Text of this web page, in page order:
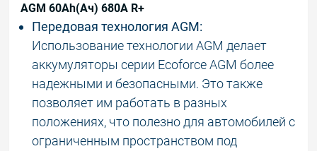
AGM 60Аh(Ач) 680А R+
Передовая технология AGM:
Использование технологии AGM делает
аккумуляторы серии Ecoforce AGM более
надежными и безопасными. Это также
позволяет им работать в разных
положениях, что полезно для автомобилей с
ограниченным пространством под